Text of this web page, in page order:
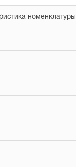
номенклатуры